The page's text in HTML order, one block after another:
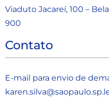
Viaduto Jacareí, 100 –
900
Contato
E-mail para envio de